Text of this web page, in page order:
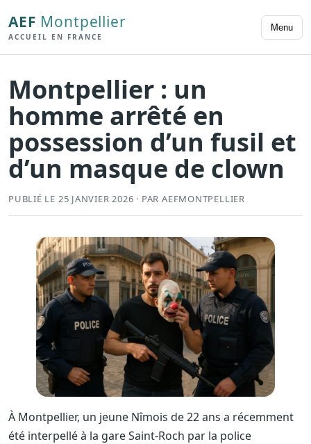
AEF Montpellier
ACCUEIL EN FRANCE
Menu
Montpellier : un
homme arrêté en
possession d’un fusil et
d’un masque de clown
PUBLIÉ LE 25 JANVIER 2026 · PAR AEFMONTPELLIER
À Montpellier, un jeune Nîmois de 22 ans a récemment
été interpellé à la gare Saint-Roch par la police